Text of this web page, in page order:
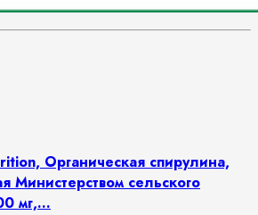
Органическая спирулина,
Министерством сельского
мг,...